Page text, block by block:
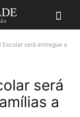
será entregue a
será
a